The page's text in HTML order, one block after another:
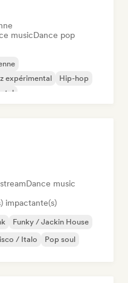
musicDance pop
expérimental
Hip-hop
Dance music
impactante(s)
Funky / Jackin House
/ Italo Pop soul